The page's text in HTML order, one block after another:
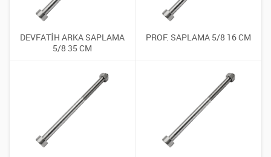
DEVFATİH ARKA SAPLAMA
5/8 35 CM
PROF. SAPLAMA 5/8 16 CM